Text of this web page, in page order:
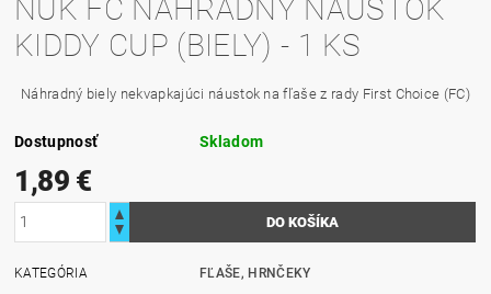
NUK FC NÁHRADNÝ NÁUSTOK
KIDDY CUP (BIELY) - 1 KS
Náhradný biely nekvapkajúci náustok na fľaše z rady First Choice (FC)
Dostupnosť Skladom
1,89 €
KATEGÓRIA FĽAŠE, HRNČEKY